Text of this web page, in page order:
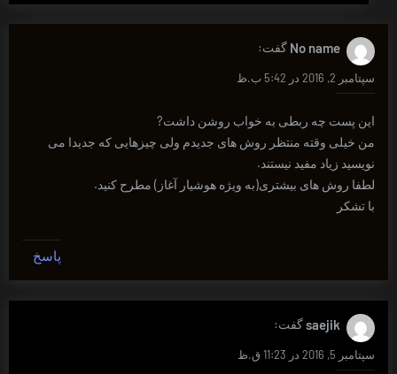
No name گفت:
سپتامبر 2, 2016 در 5:42 ب.ظ
این پست چه ربطی به خواب روشن داشت?
من خیلی وقته منتظر روش های جدیدم ولی چیزهایی که جدیدا می
نویسید زیاد مفید نیستند.
لطفا روش های بیشتری(به ویژه هوشیار آغاز) مطرح کنید.
با تشکر
پاسخ
saejikگفت:
سپتامبر 5, 2016 در 11:23 ق.ظ